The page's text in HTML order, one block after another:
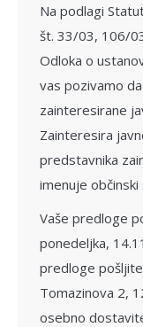
Na podlagi
št. 33/03, 106/
Odloka o
vas pozivamo
zainteresirane
Zainteresira
predstavnika
imenuje
Vaše predloge
ponedeljka,
predloge
Tomazinova 2,
osebno